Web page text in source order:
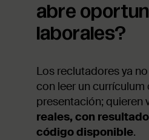
abre
laborales?
Los reclutadores ya
con leer un currículum
presentación; quieren
reales, con
código disponible.